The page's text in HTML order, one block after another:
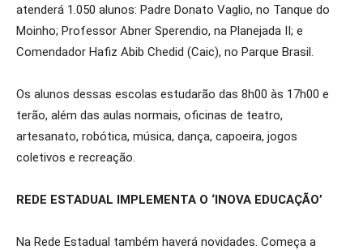
atenderá 1.050 alunos: Padre Donato Vaglio, no Tanque do
Moinho; Professor Abner Sperendio, na Planejada II; e
Comendador Hafiz Abib Chedid (Caic), no Parque Brasil.
Os alunos dessas escolas estudarão das 8h00 às 17h00 e
terão, além das aulas normais, oficinas de teatro,
artesanato, robótica, música, dança, capoeira, jogos
coletivos e recreação.
REDE ESTADUAL IMPLEMENTA O ‘INOVA EDUCAÇÃO’
Na Rede Estadual também haverá novidades. Começa a